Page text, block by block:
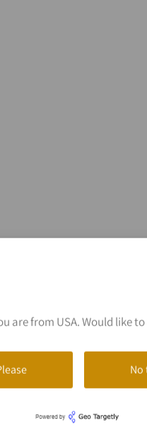
79%
(31)
8%
(3)
are from USA. Would like to
No